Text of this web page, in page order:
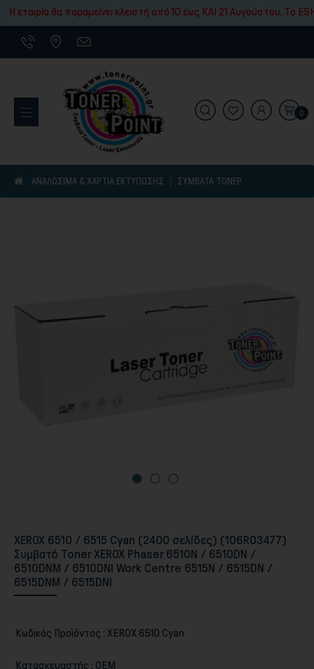
εταιρία θα παραμείνει κλειστή από 10 έως ΚΑΙ 21 Αυγούστου. To
Εκτυπωτικά Μηχανήματα
0
ΑΝΑΛΩΣΙΜΑ & ΧΑΡΤΙΑ ΕΚΤΥΠΩΣΗΣ ΣΥΜΒΑΤΆ ΤΌΝΕΡ
XEROX 6510 / 6515 Cyan (2400 σελίδες) (106R03477)
Συμβατό Toner XEROX Phaser 6510N / 6510DN /
6510DNM / 6510DNI Work Centre 6515N / 6515DN /
6515DNM / 6515DNI
Κωδικός Προϊόντος : XEROX 6510 Cyan
Κατασκευαστής : ΟΕΜ